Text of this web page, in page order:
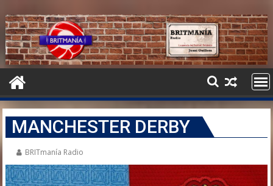
MANCHESTER DERBY
BRITmanía Radio